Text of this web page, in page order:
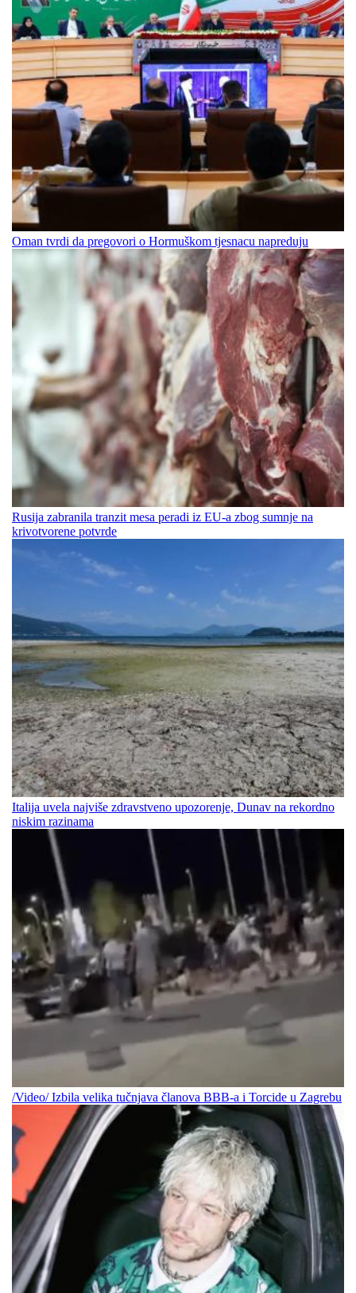
Oman tvrdi da pregovori o Hormuškom tjesnacu napreduju
Rusija zabranila tranzit mesa peradi iz EU-a zbog sumnje na
krivotvorene potvrde
Italija uvela najviše zdravstveno upozorenje, Dunav na rekordno
niskim razinama
/Video/ Izbila velika tučnjava članova BBB-a i Torcide u Zagrebu